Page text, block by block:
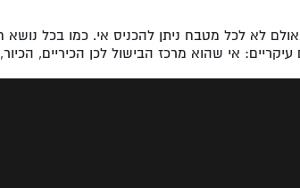
לא לכל מטבח ניתן להכניס אי. כמו בכל
אי שהוא מרכז הבישול לכן הכיריים,